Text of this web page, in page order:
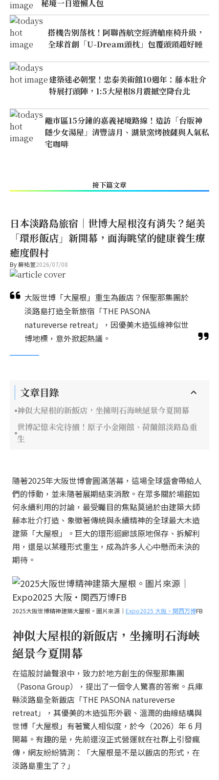
秘境一日遊懶人包
搭機告別落枕！阿聯酋航空經濟艙座椅升級，
全球首創「U-Dream頭枕」包覆頭頸超好睡
建築迷必朝聖！忠泰美術館10週年：藤本壯介
特展打頭陣，1:5大屋根8月震撼空降台北
離市區15分鐘的嘉義祕境路線！造訪「台版神
隱少女湯屋」清豐濤月、湖景窯烤披薩與人氣私
宅咖啡
接下篇文章
日本淡路島旅宿｜世博大屋根沒有消失？絕美
「環形飯店」新開幕，面海眺望的健康養生療
癒度假村
By蘇祐萱2026/07/08
大阪世博「大屋根」重生為飯店？保聖那集團於
淡路島打造全新旅宿「THE PASONA
natureverse retreat」，因優美木造弧線神似世
博地標，意外掀起熱議。
文章目錄
神似大屋根的新飯店，坐擁明石海峽絕景今夏開幕
世博記憶未完待續！原子小金剛館、荷蘭館淡路島重
生
隨著2025年大阪世博會圓滿落幕，這場全球盛會帶給人
們的悸動，並未隨著展期結束消散。在眾多關於場館如
何永續利用的討論，最受矚目的焦點莫過於由建築大師
藤本壯介打造、象徵著傳統與永續精神的全球最大木造
建築「大屋根」。巨大的環形迴廊該原地保存、拆解利
用，還是以某種形式重生，成為許多人心中懸而未決的
期待。
2025大阪世博精神建築大屋根。圖片來源｜ Expo2025 大阪・関西万博FB
神似大屋根的新飯店，坐擁明石海峽
絕景今夏開幕
在這股討論聲浪中，致力於地方創生的保聖那集團
（Pasona Group），提出了一個令人驚喜的答案。兵庫
縣淡路島全新飯店「THE PASONA natureverse
retreat」，其優美的木造弧形外觀、溫潤的曲線結構與
世博「大屋根」有著驚人相似度，於今（2026）年 6 月
開幕。有趣的是，先前還沒正式營運就在社群上引發瘋
傳，網友紛紛猜測：「大屋根是不是以飯店的形式，在
淡路島重生了？」